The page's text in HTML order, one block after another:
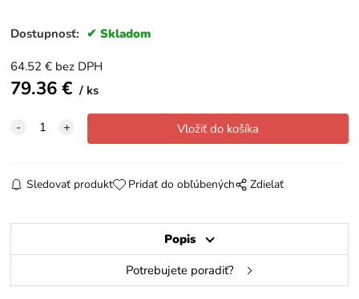
Dostupnosť: Skladom
64.52 € bez DPH
79.36€ ks
Sledovať produkt Pridať do obľúbených Zdielať
Popis
Potrebujete poradiť?